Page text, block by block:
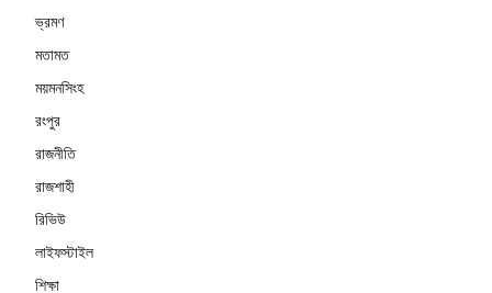
ভ্রমণ
মতামত
ময়মনসিংহ
রংপুর
রাজনীতি
রাজশাহী
রিভিউ
লাইফস্টাইল
শিক্ষা